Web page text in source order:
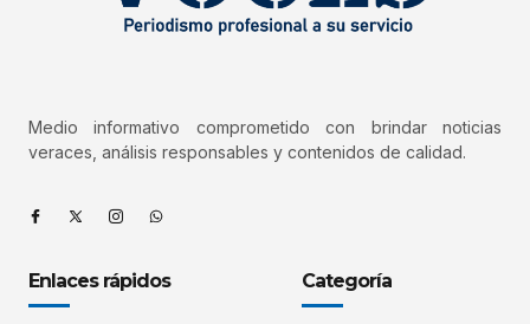
Medio informativo comprometido con brindar noticias
veraces, análisis responsables y contenidos de calidad.
Enlaces rápidos Categoría